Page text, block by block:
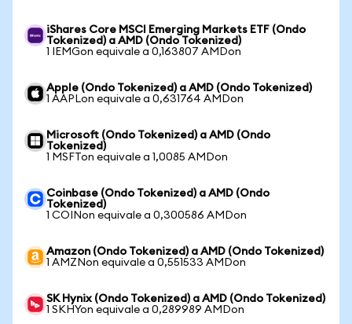
iShares Core MSCI Emerging Markets ETF (Ondo
Tokenized) a AMD (Ondo Tokenized)
1 IEMGon equivale a 0,163807 AMDon
Apple (Ondo Tokenized) a AMD (Ondo Tokenized)
1 AAPLon equivale a 0,631764 AMDon
Microsoft (Ondo Tokenized) a AMD (Ondo
Tokenized)
1 MSFTon equivale a 1,0085 AMDon
Coinbase (Ondo Tokenized) a AMD (Ondo
Tokenized)
1 COINon equivale a 0,300586 AMDon
Amazon (Ondo Tokenized) a AMD (Ondo Tokenized)
1 AMZNon equivale a 0,551533 AMDon
SK Hynix (Ondo Tokenized) a AMD (Ondo Tokenized)
1 SKHYon equivale a 0,289989 AMDon